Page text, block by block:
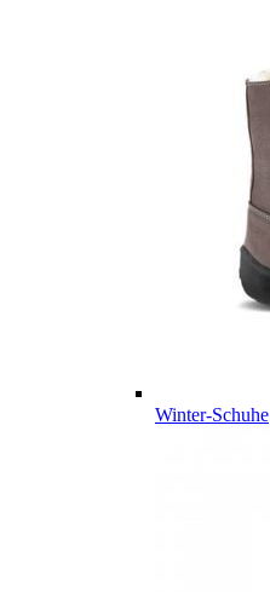
Winter-Schuhe